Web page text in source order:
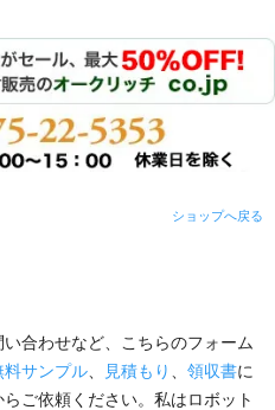
ショップへ戻る
合わせなど、こちらのフォーム
料サンプル 見積もり 領収書に
ご依頼ください。私はロボット